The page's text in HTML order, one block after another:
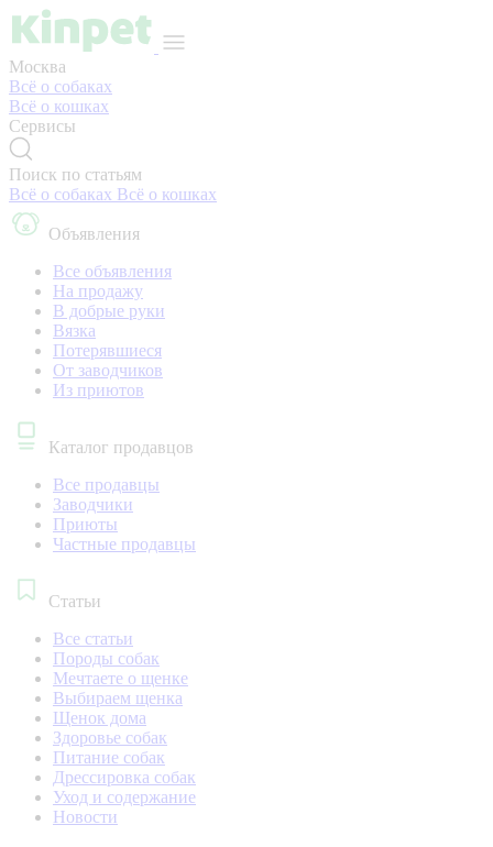
Москва
Всё о собаках
Всё о кошках
Сервисы
Поиск по статьям
Всё о собаках Всё о кошках
Объявления
Все объявления
На продажу
В добрые руки
Вязка
Потерявшиеся
От заводчиков
Из приютов
Каталог продавцов
Все продавцы
Заводчики
Приюты
Частные продавцы
Статьи
Все статьи
Породы собак
Мечтаете о щенке
Выбираем щенка
Щенок дома
Здоровье собак
Питание собак
Дрессировка собак
Уход и содержание
Новости